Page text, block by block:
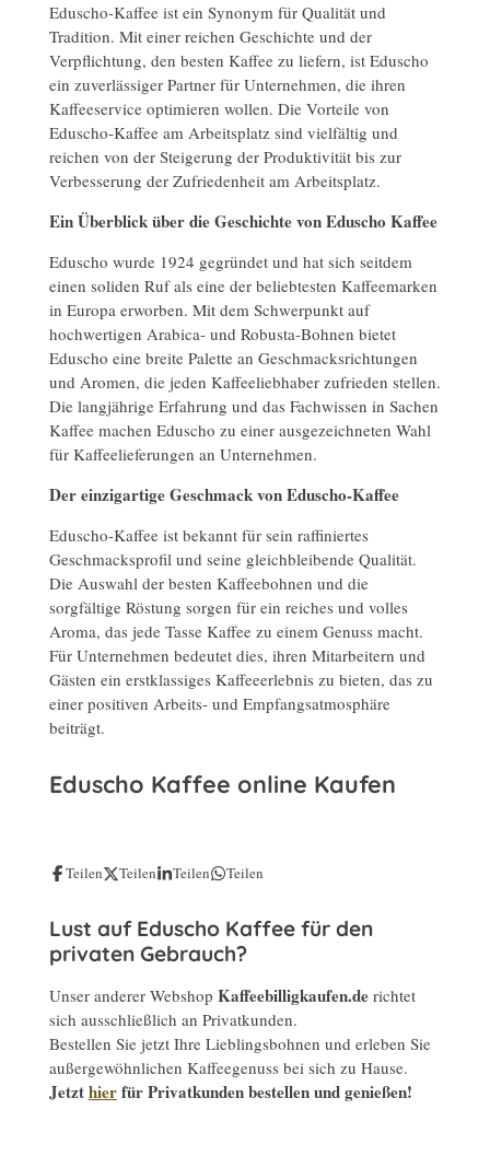
Eduscho-Kaffee ist ein Synonym für Qualität und
Tradition. Mit einer reichen Geschichte und der
Verpflichtung, den besten Kaffee zu liefern, ist Eduscho
ein zuverlässiger Partner für Unternehmen, die ihren
Kaffeeservice optimieren wollen. Die Vorteile von
Eduscho-Kaffee am Arbeitsplatz sind vielfältig und
reichen von der Steigerung der Produktivität bis zur
Verbesserung der Zufriedenheit am Arbeitsplatz.
Ein Überblick über die Geschichte von Eduscho Kaffee
Eduscho wurde 1924 gegründet und hat sich seitdem
einen soliden Ruf als eine der beliebtesten Kaffeemarken
in Europa erworben. Mit dem Schwerpunkt auf
hochwertigen Arabica- und Robusta-Bohnen bietet
Eduscho eine breite Palette an Geschmacksrichtungen
und Aromen, die jeden Kaffeeliebhaber zufrieden stellen.
Die langjährige Erfahrung und das Fachwissen in Sachen
Kaffee machen Eduscho zu einer ausgezeichneten Wahl
für Kaffeelieferungen an Unternehmen.
Der einzigartige Geschmack von Eduscho-Kaffee
Eduscho-Kaffee ist bekannt für sein raffiniertes
Geschmacksprofil und seine gleichbleibende Qualität.
Die Auswahl der besten Kaffeebohnen und die
sorgfältige Röstung sorgen für ein reiches und volles
Aroma, das jede Tasse Kaffee zu einem Genuss macht.
Für Unternehmen bedeutet dies, ihren Mitarbeitern und
Gästen ein erstklassiges Kaffeeerlebnis zu bieten, das zu
einer positiven Arbeits- und Empfangsatmosphäre
beiträgt.
Eduscho Kaffee online Kaufen
Teilen Teilen Teilen Teilen
Lust auf Eduscho Kaffee für den
privaten Gebrauch?
Unser anderer Webshop Kaffeebilligkaufen.derichtet
sich ausschließlich an Privatkunden.
Bestellen Sie jetzt Ihre Lieblingsbohnen und erleben Sie
außergewöhnlichen Kaffeegenuss bei sich zu Hause.
Jetzthierfür Privatkunden bestellen und genießen!